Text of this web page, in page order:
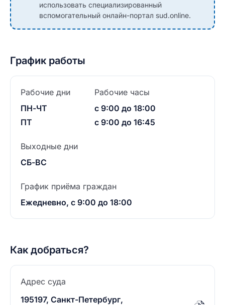
использовать специализированный
вспомогательный онлайн-портал sud.online.
График работы
Рабочие дни
ПН-ЧТ
ПТ
Рабочие часы
с 9:00 до 18:00
с 9:00 до 16:45
Выходные дни
СБ-ВС
График приёма граждан
Ежедневно, с 9:00 до 18:00
Как добраться?
Адрес суда
195197, Санкт-Петербург,